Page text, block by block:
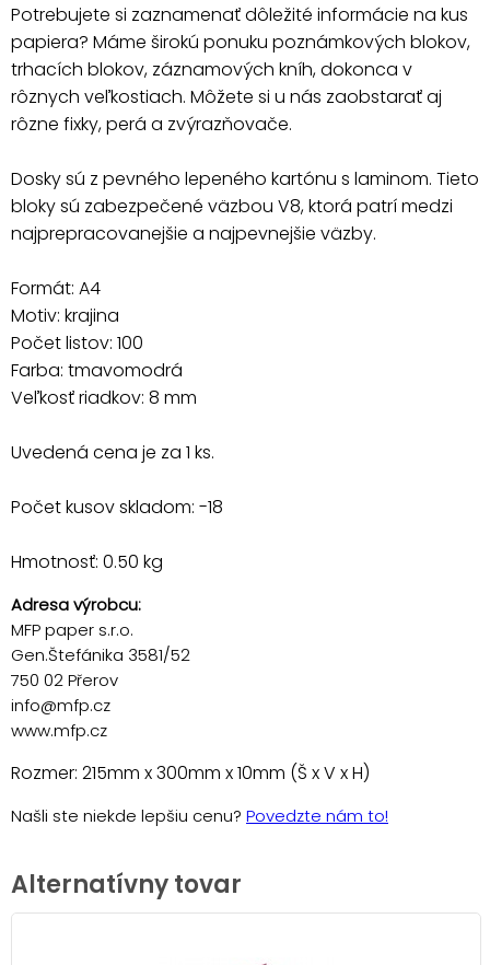
Potrebujete si zaznamenať dôležité informácie na kus
papiera? Máme širokú ponuku poznámkových blokov,
trhacích blokov, záznamových kníh, dokonca v
rôznych veľkostiach. Môžete si u nás zaobstarať aj
rôzne fixky, perá a zvýrazňovače.
Dosky sú z pevného lepeného kartónu s laminom. Tieto
bloky sú zabezpečené väzbou V8, ktorá patrí medzi
najprepracovanejšie a najpevnejšie väzby.
Formát: A4
Motiv: krajina
Počet listov: 100
Farba: tmavomodrá
Veľkosť riadkov: 8 mm
Uvedená cena je za 1 ks.
Počet kusov skladom: -18
Hmotnosť: 0.50 kg
Adresa výrobcu:
MFP paper s.r.o.
Gen.Štefánika 3581/52
750 02 Přerov
info@mfp.cz
www.mfp.cz
Rozmer: 215mm x 300mm x 10mm (Š x V x H)
Našli ste niekde lepšiu cenu? Povedzte nám to!
Alternatívny tovar